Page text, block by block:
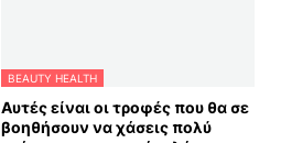
BEAUTY HEALTH
Αυτές είναι οι τροφές που θα σε
βοηθήσουν να χάσεις πολύ